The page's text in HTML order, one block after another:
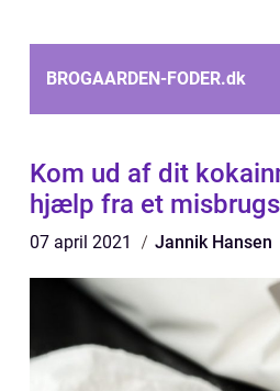
BROGAARDEN-FODER.dk
Kom ud af dit
hjælp fra et
07 april 2021 Jannik Hansen